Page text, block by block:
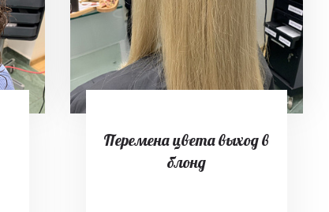
Перемена цвета выход в
блонд